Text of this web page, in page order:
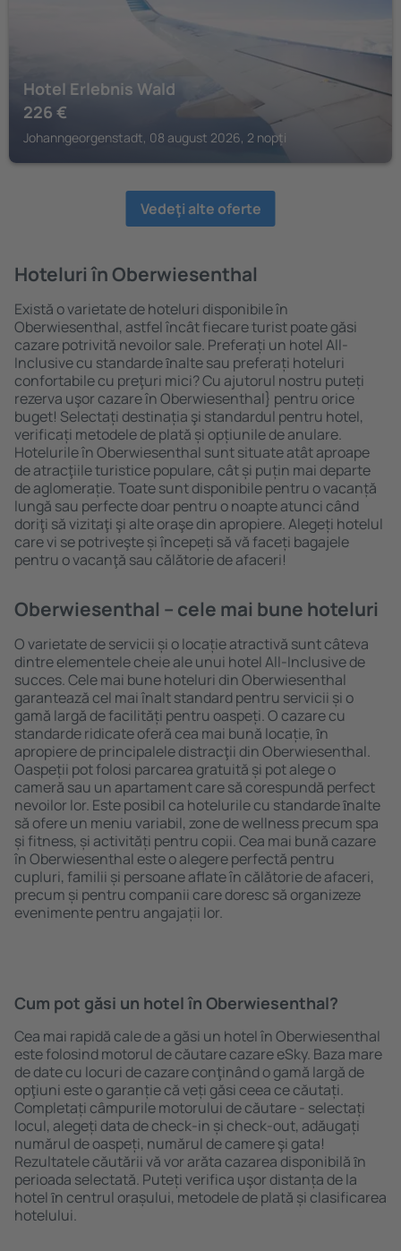
Hotel Erlebnis Wald
226 €
Johanngeorgenstadt, 08 august 2026, 2 nopți
Vedeţi alte oferte
Hoteluri în Oberwiesenthal
Există o varietate de hoteluri disponibile în
Oberwiesenthal, astfel încât fiecare turist poate găsi
cazare potrivită nevoilor sale. Preferați un hotel All-
Inclusive cu standarde ȋnalte sau preferați hoteluri
confortabile cu preţuri mici? Cu ajutorul nostru puteți
rezerva uşor cazare în Oberwiesenthal} pentru orice
buget! Selectați destinația şi standardul pentru hotel,
verificați metodele de plată și opțiunile de anulare.
Hotelurile în Oberwiesenthal sunt situate atât aproape
de atracţiile turistice populare, cât și puțin mai departe
de aglomerație. Toate sunt disponibile pentru o vacanță
lungă sau perfecte doar pentru o noapte atunci când
doriţi să vizitaţi şi alte oraşe din apropiere. Alegeți hotelul
care vi se potriveşte și începeți să vă faceți bagajele
pentru o vacanţă sau călătorie de afaceri!
Oberwiesenthal – cele mai bune hoteluri
O varietate de servicii și o locație atractivă sunt câteva
dintre elementele cheie ale unui hotel All-Inclusive de
succes. Cele mai bune hoteluri din Oberwiesenthal
garantează cel mai înalt standard pentru servicii și o
gamă largă de facilități pentru oaspeți. O cazare cu
standarde ridicate oferă cea mai bună locație, ȋn
apropiere de principalele distracţii din Oberwiesenthal.
Oaspeții pot folosi parcarea gratuită și pot alege o
cameră sau un apartament care să corespundă perfect
nevoilor lor. Este posibil ca hotelurile cu standarde ȋnalte
să ofere un meniu variabil, zone de wellness precum spa
și fitness, și activități pentru copii. Cea mai bună cazare
în Oberwiesenthal este o alegere perfectă pentru
cupluri, familii și persoane aflate în călătorie de afaceri,
precum și pentru companii care doresc să organizeze
evenimente pentru angajații lor.
Cum pot găsi un hotel în Oberwiesenthal?
Cea mai rapidă cale de a găsi un hotel în Oberwiesenthal
este folosind motorul de căutare cazare eSky. Baza mare
de date cu locuri de cazare conţinând o gamă largă de
opţiuni este o garanție că veți găsi ceea ce căutați.
Completați câmpurile motorului de căutare - selectați
locul, alegeți data de check-in și check-out, adăugați
numărul de oaspeți, numărul de camere şi gata!
Rezultatele căutării vă vor arăta cazarea disponibilă ȋn
perioada selectată. Puteți verifica uşor distanța de la
hotel ȋn centrul orașului, metodele de plată și clasificarea
hotelului.